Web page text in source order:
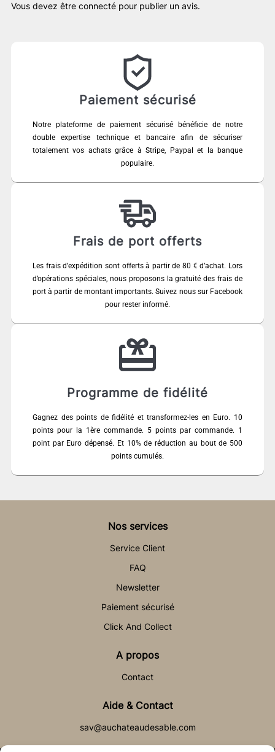
Vous devez être connecté pour publier un avis.
Paiement sécurisé
Notre plateforme de paiement sécurisé bénéficie de notre
double expertise technique et bancaire afin de sécuriser
totalement vos achats grâce à Stripe, Paypal et la banque
populaire.
Frais de port offerts
Les frais d’expédition sont offerts à partir de 80 € d’achat. Lors
d’opérations spéciales, nous proposons la gratuité des frais de
port à partir de montant importants. Suivez nous sur Facebook
pour rester informé.
Programme de fidélité
Gagnez des points de fidélité et transformez-les en Euro. 10
points pour la 1ère commande. 5 points par commande. 1
point par Euro dépensé. Et 10% de réduction au bout de 500
points cumulés.
Nos services
Service Client
FAQ
Newsletter
Paiement sécurisé
Click And Collect
A propos
Contact
Aide & Contact
sav@auchateaudesable.com